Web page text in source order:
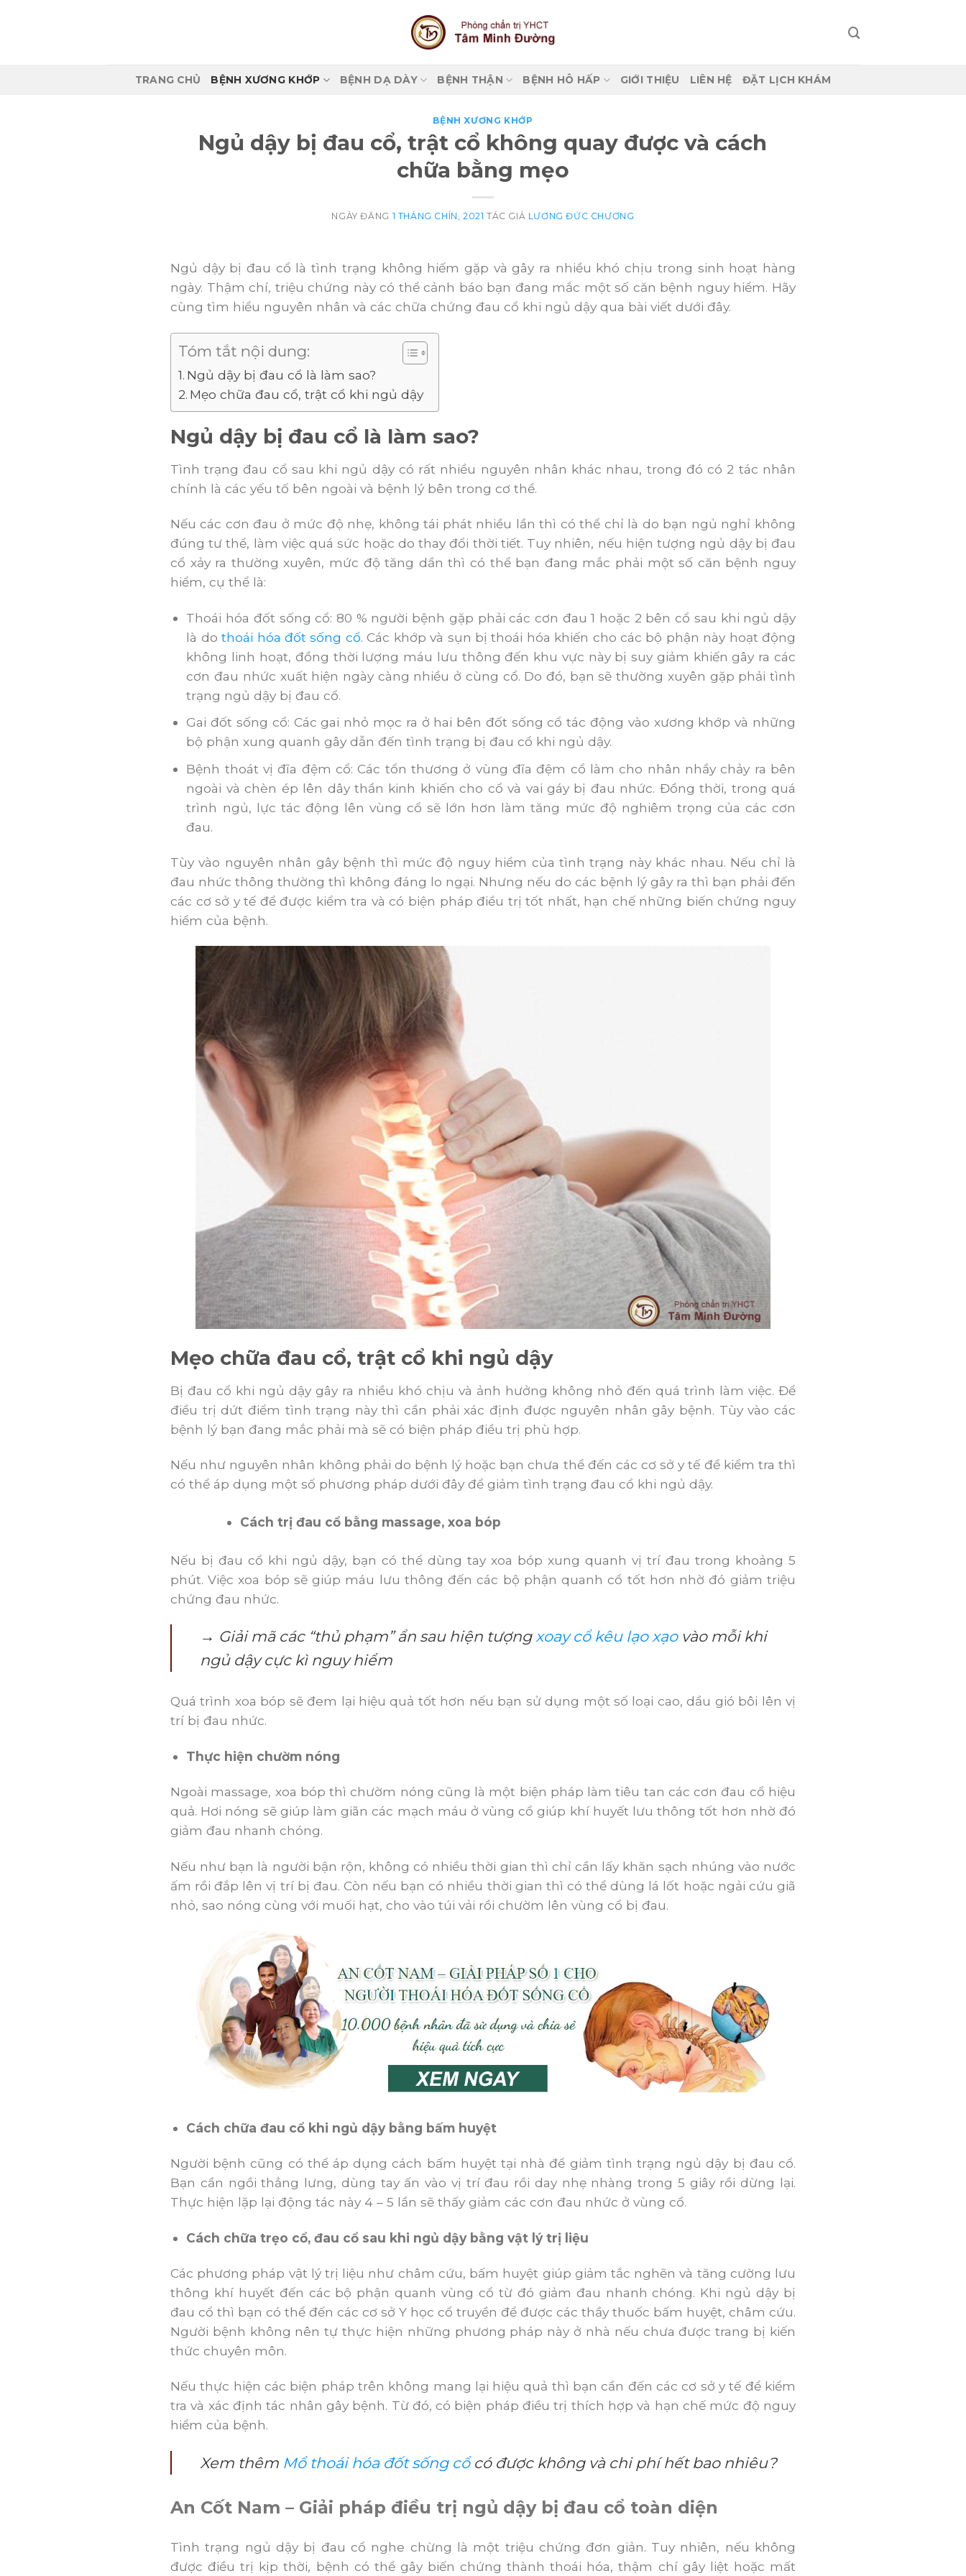
TRANG CHỦ BỆNH XƯƠNG KHỚP BỆNH DẠ DÀY BỆNH THẬN BỆNH HÔ HẤP GIỚI THIỆU LIÊN HỆ ĐẶT LỊCH KHÁM
BỆNH XƯƠNG KHỚP
Ngủ dậy bị đau cổ, trật cổ không quay được và cách
chữa bằng mẹo
NGÀY ĐĂNG 1 THÁNG CHÍN, 2021 TÁC GIẢ LƯƠNG ĐỨC CHƯƠNG
Ngủ dậy bị đau cổ là tình trạng không hiếm gặp và gây ra nhiều khó chịu trong sinh hoạt hàng
ngày. Thậm chí, triệu chứng này có thể cảnh báo bạn đang mắc một số căn bệnh nguy hiểm. Hãy
cùng tìm hiểu nguyên nhân và các chữa chứng đau cổ khi ngủ dậy qua bài viết dưới đây.
Tóm tắt nội dung:
Ngủ dậy bị đau cổ là làm sao?
Mẹo chữa đau cổ, trật cổ khi ngủ dậy
Ngủ dậy bị đau cổ là làm sao?
Tình trạng đau cổ sau khi ngủ dậy có rất nhiều nguyên nhân khác nhau, trong đó có 2 tác nhân
chính là các yếu tố bên ngoài và bệnh lý bên trong cơ thể.
Nếu các cơn đau ở mức độ nhẹ, không tái phát nhiều lần thì có thể chỉ là do bạn ngủ nghỉ không
đúng tư thể, làm việc quá sức hoặc do thay đổi thời tiết. Tuy nhiên, nếu hiện tượng ngủ dậy bị đau
cổ xảy ra thường xuyên, mức độ tăng dần thì có thể bạn đang mắc phải một số căn bệnh nguy
hiểm, cụ thể là:
Thoái hóa đốt sống cổ: 80 % người bệnh gặp phải các cơn đau 1 hoặc 2 bên cổ sau khi ngủ dậy
là dothoái hóa đốt sống cổ. Các khớp và sụn bị thoái hóa khiến cho các bộ phận này hoạt động
không linh hoạt, đồng thời lượng máu lưu thông đến khu vực này bị suy giảm khiến gây ra các
cơn đau nhức xuất hiện ngày càng nhiều ở cùng cổ. Do đó, bạn sẽ thường xuyên gặp phải tình
trạng ngủ dậy bị đau cổ.
Gai đốt sống cổ: Các gai nhỏ mọc ra ở hai bên đốt sống cổ tác động vào xương khớp và những
bộ phận xung quanh gây dẫn đến tình trạng bị đau cổ khi ngủ dậy.
Bệnh thoát vị đĩa đệm cổ: Các tổn thương ở vùng đĩa đệm cổ làm cho nhân nhầy chảy ra bên
ngoài và chèn ép lên dây thần kinh khiến cho cổ và vai gáy bị đau nhức. Đồng thời, trong quá
trình ngủ, lực tác động lên vùng cổ sẽ lớn hơn làm tăng mức độ nghiêm trọng của các cơn
đau.
Tùy vào nguyên nhân gây bệnh thì mức độ nguy hiểm của tình trạng này khác nhau. Nếu chỉ là
đau nhức thông thường thì không đáng lo ngại. Nhưng nếu do các bệnh lý gây ra thì bạn phải đến
các cơ sở y tế để được kiểm tra và có biện pháp điều trị tốt nhất, hạn chế những biến chứng nguy
hiểm của bệnh.
Mẹo chữa đau cổ, trật cổ khi ngủ dậy
Bị đau cổ khi ngủ dậy gây ra nhiều khó chịu và ảnh hưởng không nhỏ đến quá trình làm việc. Để
điều trị dứt điểm tình trạng này thì cần phải xác định được nguyên nhân gây bệnh. Tùy vào các
bệnh lý bạn đang mắc phải mà sẽ có biện pháp điều trị phù hợp.
Nếu như nguyên nhân không phải do bệnh lý hoặc bạn chưa thể đến các cơ sở y tế để kiểm tra thì
có thể áp dụng một số phương pháp dưới đây để giảm tình trạng đau cổ khi ngủ dậy.
Cách trị đau cổ bằng massage, xoa bóp
Nếu bị đau cổ khi ngủ dậy, bạn có thể dùng tay xoa bóp xung quanh vị trí đau trong khoảng 5
phút. Việc xoa bóp sẽ giúp máu lưu thông đến các bộ phận quanh cổ tốt hơn nhờ đó giảm triệu
chứng đau nhức.
→ Giải mã các “thủ phạm” ẩn sau hiện tượngxoay cổ kêu lạo xạovào mỗi khi
ngủ dậy cực kì nguy hiểm
Quá trình xoa bóp sẽ đem lại hiệu quả tốt hơn nếu bạn sử dụng một số loại cao, dầu gió bôi lên vị
trí bị đau nhức.
Thực hiện chườm nóng
Ngoài massage, xoa bóp thì chườm nóng cũng là một biện pháp làm tiêu tan các cơn đau cổ hiệu
quả. Hơi nóng sẽ giúp làm giãn các mạch máu ở vùng cổ giúp khí huyết lưu thông tốt hơn nhờ đó
giảm đau nhanh chóng.
Nếu như bạn là người bận rộn, không có nhiều thời gian thì chỉ cần lấy khăn sạch nhúng vào nước
ấm rồi đắp lên vị trí bị đau. Còn nếu bạn có nhiều thời gian thì có thể dùng lá lốt hoặc ngải cứu giã
nhỏ, sao nóng cùng với muối hạt, cho vào túi vải rồi chườm lên vùng cổ bị đau.
Cách chữa đau cổ khi ngủ dậy bằng bấm huyệt
Người bệnh cũng có thể áp dụng cách bấm huyệt tại nhà để giảm tình trạng ngủ dậy bị đau cổ.
Bạn cần ngồi thẳng lưng, dùng tay ấn vào vị trí đau rồi day nhẹ nhàng trong 5 giây rồi dừng lại.
Thực hiện lặp lại động tác này 4 – 5 lần sẽ thấy giảm các cơn đau nhức ở vùng cổ.
Cách chữa trẹo cổ, đau cổ sau khi ngủ dậy bằng vật lý trị liệu
Các phương pháp vật lý trị liệu như châm cứu, bấm huyệt giúp giảm tắc nghẽn và tăng cường lưu
thông khí huyết đến các bộ phận quanh vùng cổ từ đó giảm đau nhanh chóng. Khi ngủ dậy bị
đau cổ thì bạn có thể đến các cơ sở Y học cổ truyền để được các thầy thuốc bấm huyệt, châm cứu.
Người bệnh không nên tự thực hiện những phương pháp này ở nhà nếu chưa được trang bị kiến
thức chuyên môn.
Nếu thực hiện các biện pháp trên không mang lại hiệu quả thì bạn cần đến các cơ sở y tế để kiểm
tra và xác định tác nhân gây bệnh. Từ đó, có biện pháp điều trị thích hợp và hạn chế mức độ nguy
hiểm của bệnh.
Xem thêm Mổ thoái hóa đốt sống cổcó được không và chi phí hết bao nhiêu?
An Cốt Nam – Giải pháp điều trị ngủ dậy bị đau cổ toàn diện
Tình trạng ngủ dậy bị đau cổ nghe chừng là một triệu chứng đơn giản. Tuy nhiên, nếu không
được điều trị kịp thời, bệnh có thể gây biến chứng thành thoái hóa, thậm chí gây liệt hoặc mất